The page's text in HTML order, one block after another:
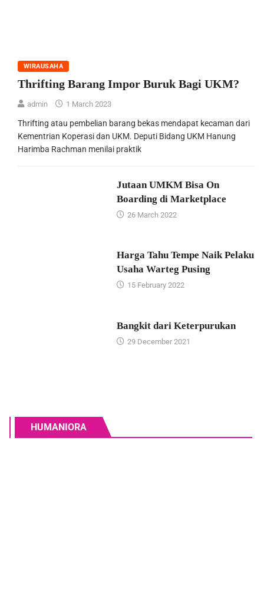
WIRAUSAHA
Thrifting Barang Impor Buruk Bagi UKM?
admin 1 March 2023
Thrifting atau pembelian barang bekas mendapat kecaman dari
Kementrian Koperasi dan UKM. Deputi Bidang UKM Hanung
Harimba Rachman menilai praktik
Jutaan UMKM Bisa On
Boarding di Marketplace
26 March 2022
Harga Tahu Tempe Naik Pelaku
Usaha Warteg Pusing
15 February 2022
Bangkit dari Keterpurukan
29 December 2021
HUMANIORA